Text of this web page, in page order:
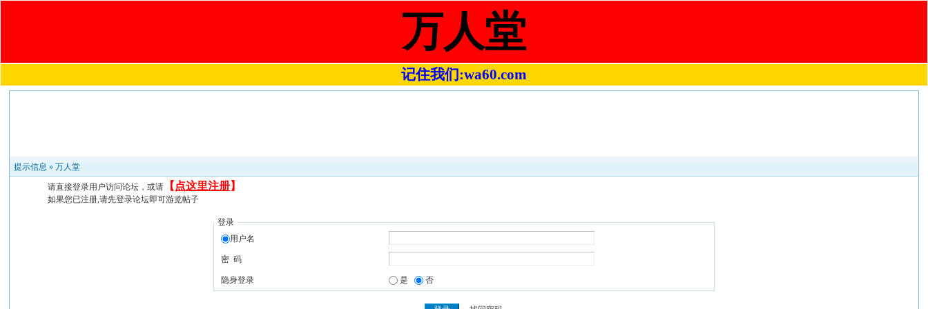
万人堂
记住我们:wa60.com
提示信息 »万人堂
请直接登录用户访问论坛，或请 【 点这里注册】
如果您已注册,请先登录论坛即可游览帖子
登录
用户名
密 码
隐身登录 是 否